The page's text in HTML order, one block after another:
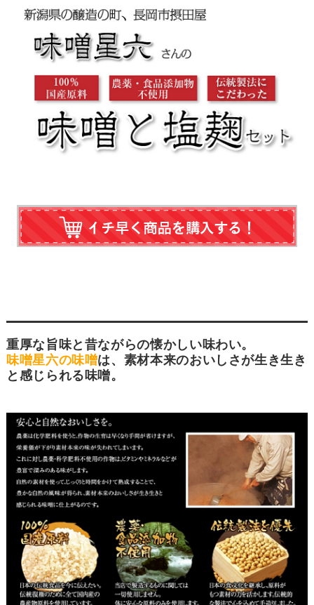
重厚な旨味と昔ながらの懐かしい味わい。
味噌星六の味噌は、素材本来のおいしさが生き生き
と感じられる味噌。